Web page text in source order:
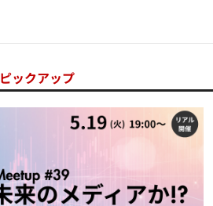
ピックアップ